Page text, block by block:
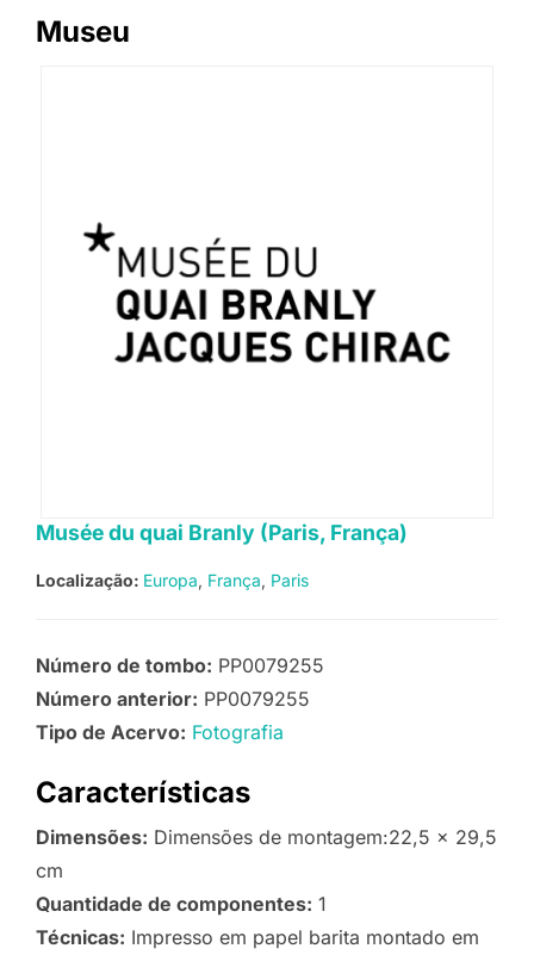
Museu
Musée du quai Branly (Paris, França)
Localização: Europa França Paris
Número de tombo: PP0079255
Número anterior: PP0079255
Tipo de Acervo: Fotografia
Características
Dimensões: Dimensões de montagem:22,5 x 29,5
cm
Quantidade de componentes: 1
Técnicas: Impresso em papel barita montado em